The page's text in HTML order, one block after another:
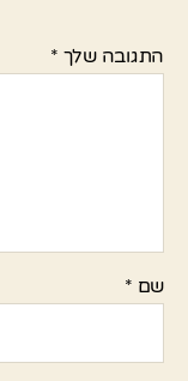
התגובה שלך *
שם *